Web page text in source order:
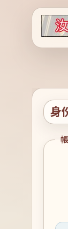
身